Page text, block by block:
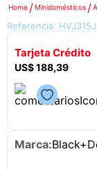
Minidomésticos
Referencia:
Tarjeta Crédito
US$188,39
lavadora
5. england
. laptop
iphone